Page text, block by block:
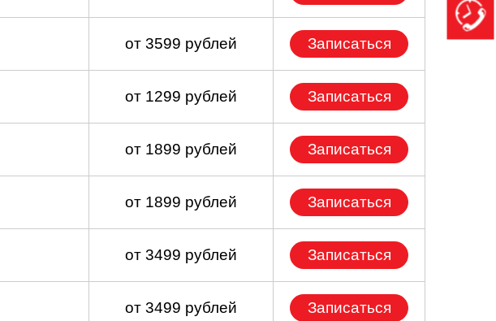
от 3599 рублей Записаться
от 1299 рублей Записаться
от 1899 рублей Записаться
от 1899 рублей Записаться
от 3499 рублей Записаться
от 3499 рублей Записаться